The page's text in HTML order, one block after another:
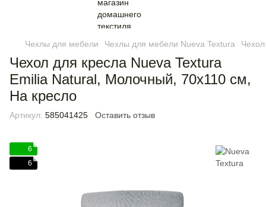
Чехлы для мебели Чехлы для мебели Nueva Textura
Чехол для кресла Nueva Textura
Emilia Natural, Молочный, 70x110 см,
На кресло
Артикул: 585041425 Оставить отзыв
6
6